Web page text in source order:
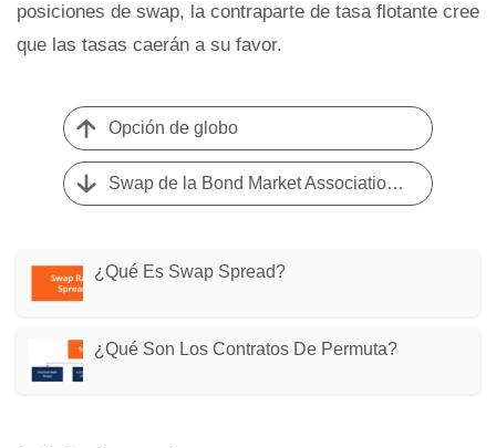
posiciones de swap, la contraparte de tasa flotante cree
que las tasas caerán a su favor.
Opción de globo
Swap de la Bond Market Association (BMA)
¿Qué Es Swap Spread?
¿Qué Son Los Contratos De Permuta?